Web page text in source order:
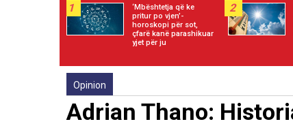
1
‘Mbështetja që ke
pritur po vjen’-
horoskopi për sot,
çfarë kanë parashikuar
yjet për ju
2
Opinion
Adrian Thano: